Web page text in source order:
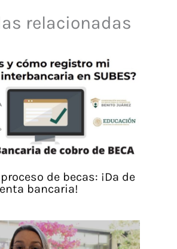
relacionadas
de becas: ¡Da de
bancaria!